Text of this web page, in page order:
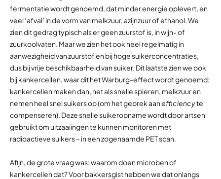
fermentatie wordt genoemd, dat minder energie oplevert, en
veel ‘afval’ in de vorm van melkzuur, azijnzuur of ethanol. We
zien dit gedrag typisch als er geen zuurstof is, in wijn- of
zuurkoolvaten. Maar we zien het ook heel regelmatig in
aanwezigheid van zuurstof en bij hoge suikerconcentraties,
dus bij vrije beschikbaarheid van suiker. Dit laatste zien we ook
bij kankercellen, waar dit het Warburg-effect wordt genoemd:
kankercellen maken dan, net als snelle spieren, melkzuur en
nemen heel snel suikers op (om het gebrek aanefficiencyte
compenseren). Deze snelle suikeropname wordt door artsen
gebruikt om uitzaaiingen te kunnen monitoren met
radioactieve suikers – in een zogenaamde PET scan.
Afijn, de grote vraag was: waarom doen microben of
kankercellen dat? Voor bakkersgist hebben we dat onlangs